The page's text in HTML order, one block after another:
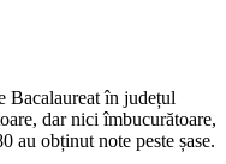
Bacalaureat în județul
dar nici îmbucurătoare,
au obținut note peste șase.